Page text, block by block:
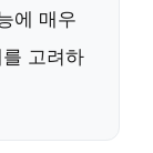
에 매우
고려하